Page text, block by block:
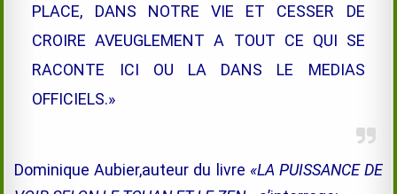
PLACE, DANS NOTRE VIE ET CESSER DE
CROIRE AVEUGLEMENT A TOUT CE QUI SE
RACONTE ICI OU LA DANS LE MEDIAS
OFFICIELS.»
Dominique Aubier,auteur du livre «LA PUISSANCE DE